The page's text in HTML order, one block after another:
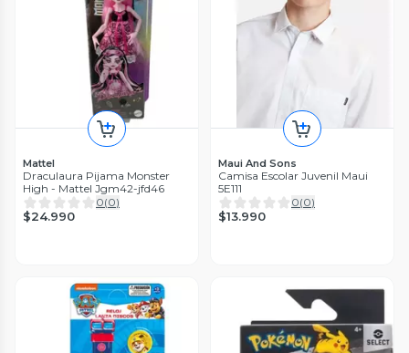
Mattel
Draculaura Pijama Monster
High - Mattel Jgm42-jfd46
0(0)
$24.990
Maui And Sons
Camisa Escolar Juvenil Maui
5E111
0(0)
$13.990